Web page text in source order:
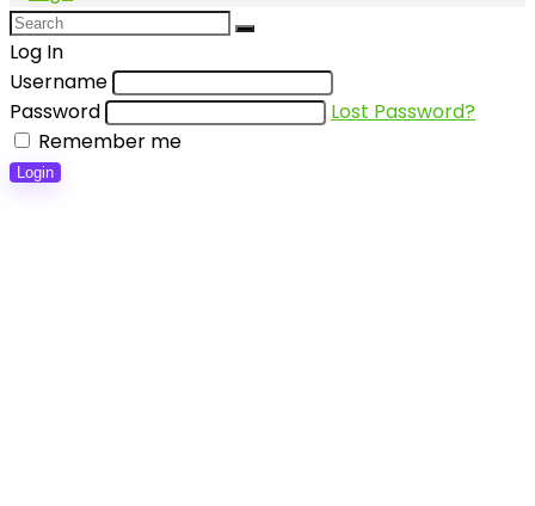
Log In
Username
Password
Lost Password?
Remember me
Login